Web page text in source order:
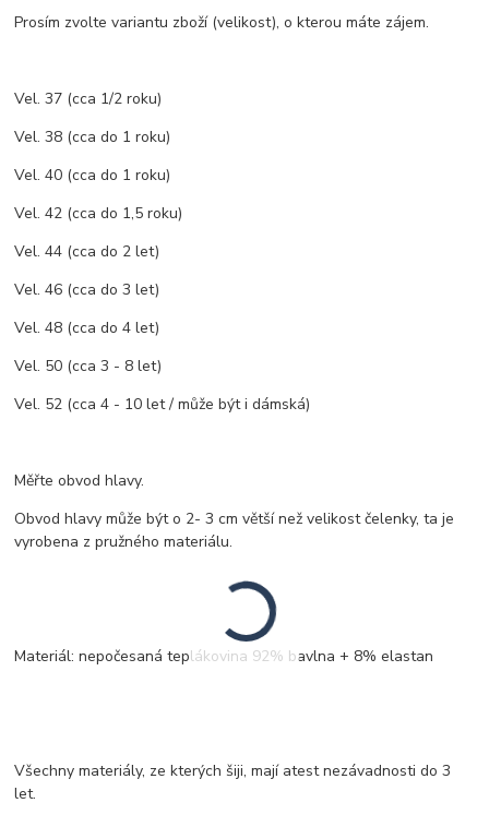
Prosím zvolte variantu zboží (velikost), o kterou máte zájem.
Vel. 37 (cca 1/2 roku)
Vel. 38 (cca do 1 roku)
Vel. 40 (cca do 1 roku)
Vel. 42 (cca do 1,5 roku)
Vel. 44 (cca do 2 let)
Vel. 46 (cca do 3 let)
Vel. 48 (cca do 4 let)
Vel. 50 (cca 3 - 8 let)
Vel. 52 (cca 4 - 10 let / může být i dámská)
Měřte obvod hlavy.
Obvod hlavy může být o 2- 3 cm větší než velikost čelenky, ta je
vyrobena z pružného materiálu.
Materiál: nepočesaná teplákovina 92% bavlna + 8% elastan
Všechny materiály, ze kterých šiji, mají atest nezávadnosti do 3
let.